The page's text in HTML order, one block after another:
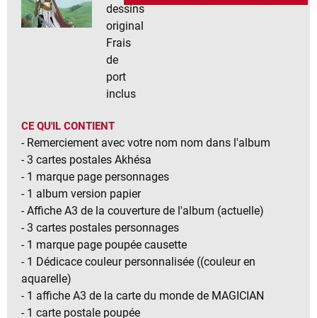
dessins
original
Frais
de
port
inclus
CE QU'IL CONTIENT
- Remerciement avec votre nom nom dans l'album
- 3 cartes postales Akhésa
- 1 marque page personnages
- 1 album version papier
- Affiche A3 de la couverture de l'album (actuelle)
- 3 cartes postales personnages
- 1 marque page poupée causette
- 1 Dédicace couleur personnalisée ((couleur en
aquarelle)
- 1 affiche A3 de la carte du monde de MAGICIAN
- 1 carte postale poupée